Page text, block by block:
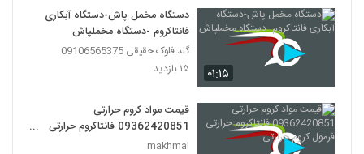
۰۱:۱۵
دستگاه مخمل پاش-دستگاه آبکاری
فانتاکروم -دستگاه مخملپاش
گلد فلوک حقیقی 09106565375
۱۵ بازدید
قیمت مواد کروم حرارتی
09362420851 فانتاکروم حرارتی
فرمول کروم حرارتی
makhmal